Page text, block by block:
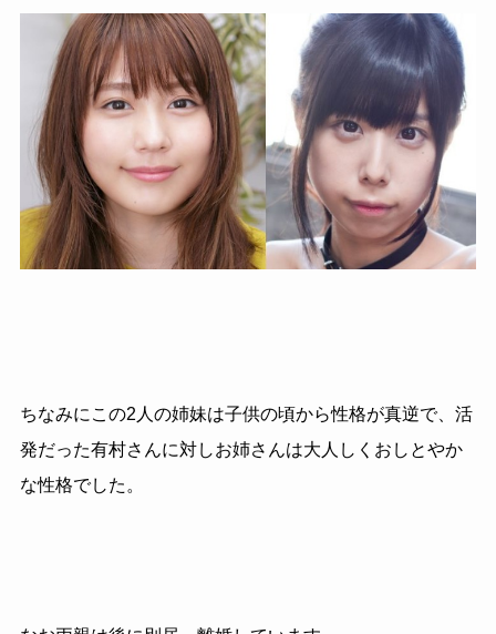
ちなみにこの2人の姉妹は子供の頃から性格が真逆で、活
発だった有村さんに対しお姉さんは大人しくおしとやか
な性格でした。